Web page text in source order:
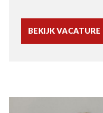
BEKIJK VACATURE